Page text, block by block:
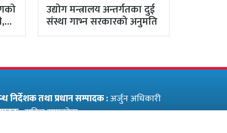
उद्योग मन्त्रालय अन्तर्गतका दुई
संस्था गाभ्न सरकारको अनुमति
निर्देशक तथा प्रधान सम्पादक :अर्जुन अधिकारी
:सुनिल सापकोटा